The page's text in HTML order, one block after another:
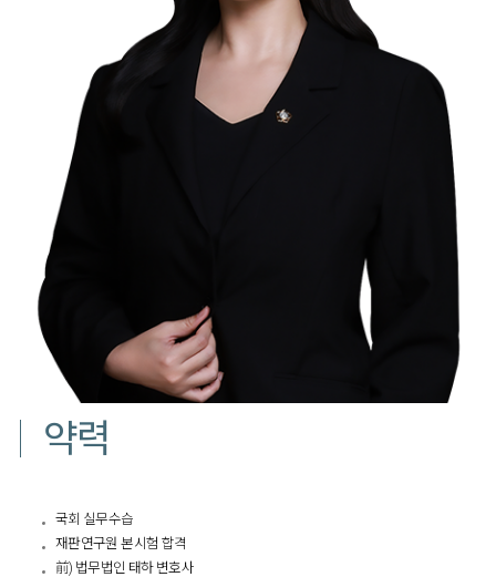
약력
국회 실무수습
재판연구원 본시험 합격
前) 법무법인 태하 변호사